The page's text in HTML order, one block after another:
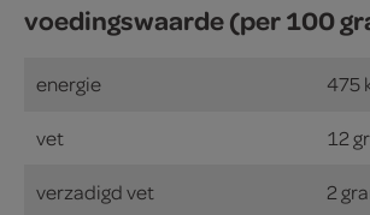
voedingswaarde (per 100
energie 475
vet 12
verzadigd vet 2